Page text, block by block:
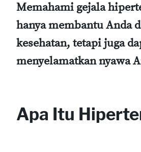
Memahami gejala
hanya membantu Anda
kesehatan, tetapi juga
menyelamatkan nyawa
Apa Itu